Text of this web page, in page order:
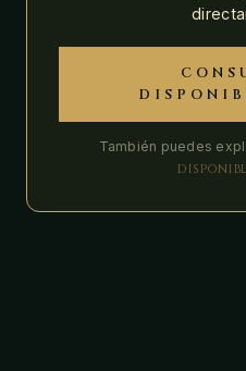
También puedes